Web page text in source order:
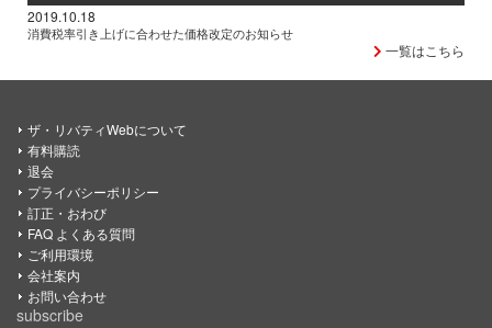
2019.10.18
消費税率引き上げに合わせた価格改定のお知らせ
一覧はこちら
ザ・リバティWebについて
有料購読
退会
プライバシーポリシー
訂正・おわび
FAQ よくある質問
ご利用環境
会社案内
お問い合わせ
subscribe